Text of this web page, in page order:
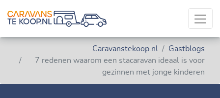
Caravanstekoop.nl
Gastblogs
7 redenen waarom een stacaravan ideaal is voor
gezinnen met jonge kinderen